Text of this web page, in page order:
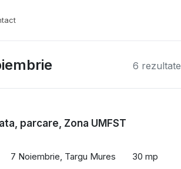
6 rezultate
parcare, Zona UMFST
7 Noiembrie, Targu Mures 30 mp